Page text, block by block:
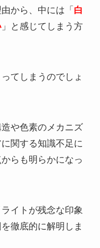
から、中には「 白
」と感じてしまう方
てしまうのでしょ
や色素のメカニズ
関する知識不足に
らも明らかになっ
イトが残念な印象
徹底的に解明しま